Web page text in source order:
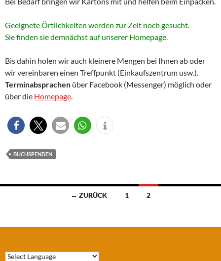
Geeignete Örtlichkeiten werden zur Zeit noch gesucht.
Sie finden sie demnächst auf unserer Homepage.
Bis dahin holen wir auch kleinere Mengen bei Ihnen ab oder
wir vereinbaren einen Treffpunkt (Einkaufszentrum usw.).
Terminabsprachen über Facebook (Messenger) möglich oder
über die Homepage.
BUCHSPENDEN
Beitragsnavigation
← ZURÜCK 1 2